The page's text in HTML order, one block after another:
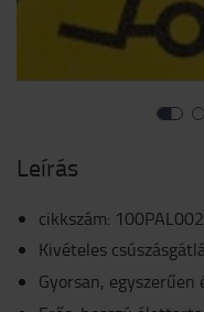
Leírás
cikkszám:
Kivételes
Gyorsan,